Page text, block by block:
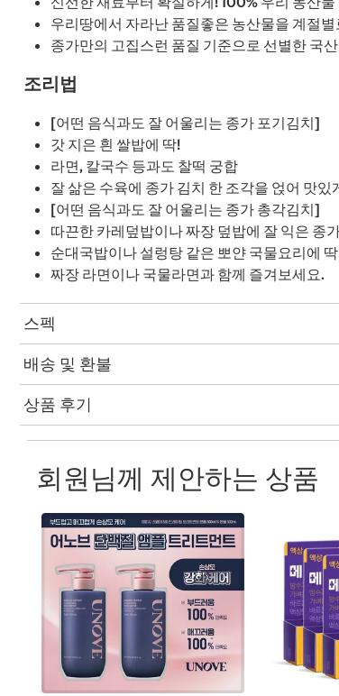
우리땅에서 자라난 품질좋은 농산물을 계절
종가만의 고집스런 품질 기준으로 선별한 국
조리법
[어떤 음식과도 잘 어울리는 종가 포기김치]
갓 지은 흰 쌀밥에 딱!
라면, 칼국수 등과도 찰떡 궁합
잘 삶은 수육에 종가 김치 한 조각을 얹어 맛있
[어떤 음식과도 잘 어울리는 종가 총각김치]
따끈한 카레덮밥이나 짜장 덮밥에 잘 익은 종
순대국밥이나 설렁탕 같은 뽀얀 국물요리에
짜장 라면이나 국물라면과 함께 즐겨보세요.
스펙
배송 및 환불
상품 후기
회원님께 제안하는 상품